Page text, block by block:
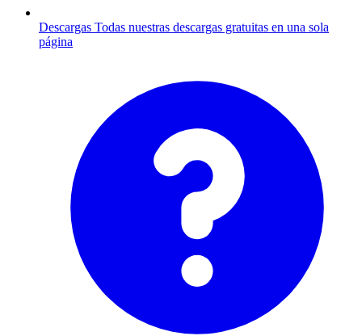
Descargas Todas nuestras descargas gratuitas en una sola
página